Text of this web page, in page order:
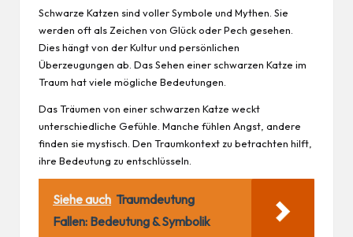
Schwarze Katzen sind voller Symbole und Mythen. Sie
werden oft als Zeichen von Glück oder Pech gesehen.
Dies hängt von der Kultur und persönlichen
Überzeugungen ab. Das Sehen einer schwarzen Katze im
Traum hat viele mögliche Bedeutungen.
Das Träumen von einer schwarzen Katze weckt
unterschiedliche Gefühle. Manche fühlen Angst, andere
finden sie mystisch. Den Traumkontext zu betrachten hilft,
ihre Bedeutung zu entschlüsseln.
Siehe auch Traumdeutung
Fallen: Bedeutung & Symbolik